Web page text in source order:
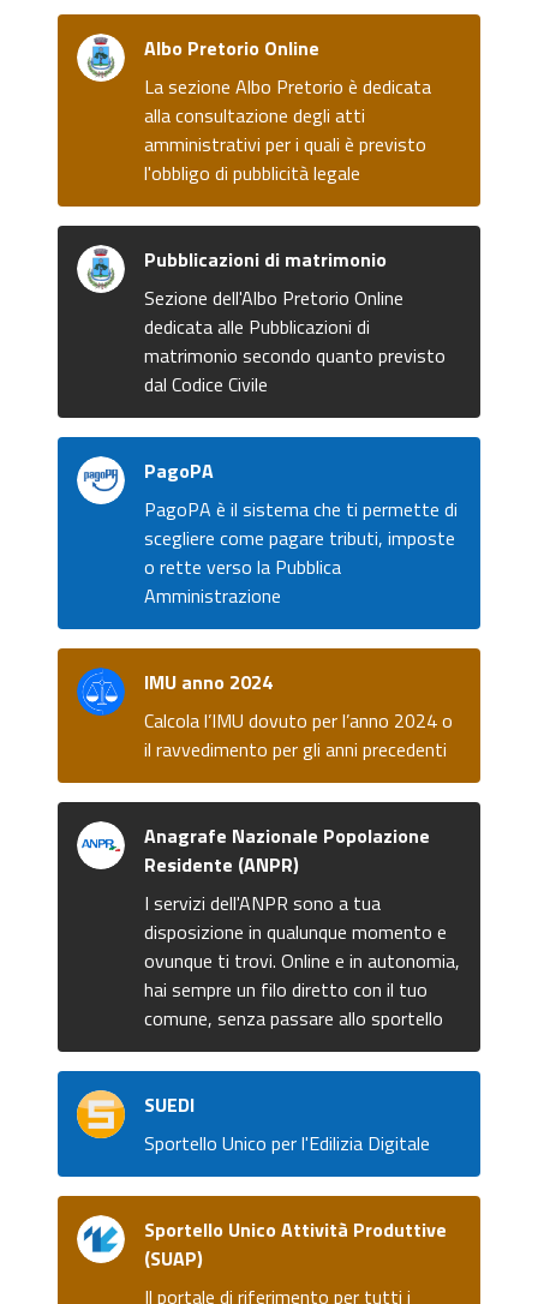
Albo Pretorio Online
La sezione Albo Pretorio è dedicata
alla consultazione degli atti
amministrativi per i quali è previsto
l'obbligo di pubblicità legale
Pubblicazioni di matrimonio
Sezione dell'Albo Pretorio Online
dedicata alle Pubblicazioni di
matrimonio secondo quanto previsto
dal Codice Civile
PagoPA
PagoPA è il sistema che ti permette di
scegliere come pagare tributi, imposte
o rette verso la Pubblica
Amministrazione
IMU anno 2024
Calcola l’IMU dovuto per l’anno 2024 o
il ravvedimento per gli anni precedenti
Anagrafe Nazionale Popolazione
Residente (ANPR)
I servizi dell'ANPR sono a tua
disposizione in qualunque momento e
ovunque ti trovi. Online e in autonomia,
hai sempre un filo diretto con il tuo
comune, senza passare allo sportello
SUEDI
Sportello Unico per l'Edilizia Digitale
Sportello Unico Attività Produttive
(SUAP)
Il portale di riferimento per tutti i